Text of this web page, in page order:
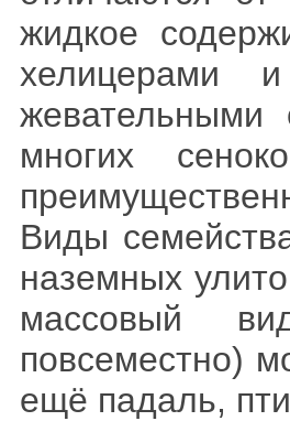
жидкое
хелицерами
жевательными
многих
Виды
наземных
массовый
повсеместно)
ещё падаль,